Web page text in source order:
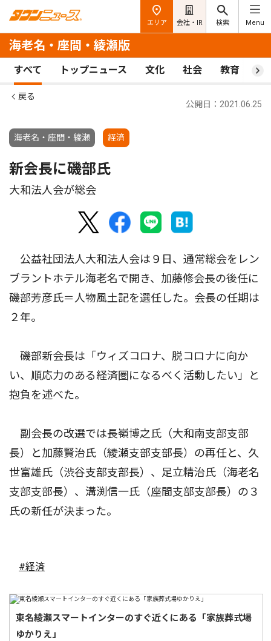
エリア 会社・IR 検索 Menu
海老名・座間・綾瀬版
すべて トップニュース 文化 社会 教育 ス
戻る
海老名・座間・綾瀬 経済
公開日：2021.06.25
新会長に磯部氏
大和法人会が総会
公益社団法人大和法人会は９日、通常総会をレン
ブラントホテル海老名で開き、加藤修会長の後任に
磯部芳彦氏＝人物風土記を選任した。会長の任期は
２年。
磯部新会長は「ウィズコロナ、脱コロナに向か
い、順応力のある経済圏になるべく活動したい」と
抱負を述べた。
副会長の改選では長嶺博之氏（大和南支部支部
長）と加藤賢治氏（綾瀬支部支部長）の再任と、久
世富雄氏（渋谷支部支部長）、足立精治氏（海老名
支部支部長）、溝渕信一氏（座間支部支部長）の３
氏の新任が決まった。
#経済
東名綾瀬スマートインターのすぐ近くにある「家族葬式場
ゆかりえ」